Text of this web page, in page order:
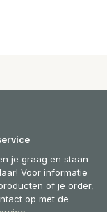
je graag en staan
Voor informatie
of je order,
op met de